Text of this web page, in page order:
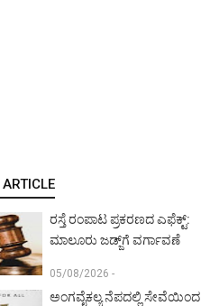
ರಸ್ತೆ ರಂಪಾಟ ಪ್ರಕರಣದ ಎಫೆಕ್ಟ್‌:
ಮಾಲೂರು ಜಡ್ಜ್‌ಗೆ ವರ್ಗಾವಣೆ
05/08/2026 -
ಅಂಗವೈಕಲ್ಯ ನೆಪದಲ್ಲಿ ಸೇವೆಯಿಂದ